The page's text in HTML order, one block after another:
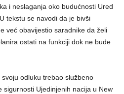
i neslaganja oko budućnosti Ured
tekstu se navodi da je bivši
već obavijestio saradnike da želi
ostati na funkciji dok ne bude
odluku trebao službeno
sigurnosti Ujedinjenih nacija u New